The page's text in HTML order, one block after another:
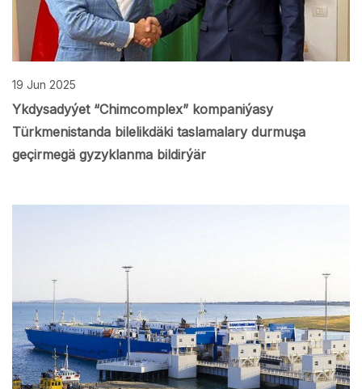
19 Jun 2025
Ykdysadyýet “Chimcomplex” kompaniýasy
Türkmenistanda bilelikdäki taslamalary durmuşa
geçirmegä gyzyklanma bildirýär